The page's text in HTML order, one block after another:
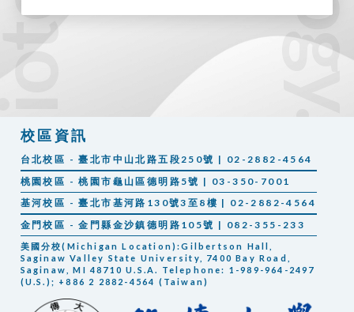
校區資訊
台北校區 - 臺北市中山北路五段250號 | 02-2882-4564
桃園校區 - 桃園市龜山區德明路5號 | 03-350-7001
基河校區 - 臺北市基河路130號3至8樓 | 02-2882-4564
金門校區 - 金門縣金沙鎮德明路105號 | 082-355-233
美國分校(Michigan Location):Gilbertson Hall,
Saginaw Valley State University, 7400 Bay Road,
Saginaw, MI 48710 U.S.A. Telephone: 1-989-964-2497
(U.S.); +886 2 2882-4564 (Taiwan)